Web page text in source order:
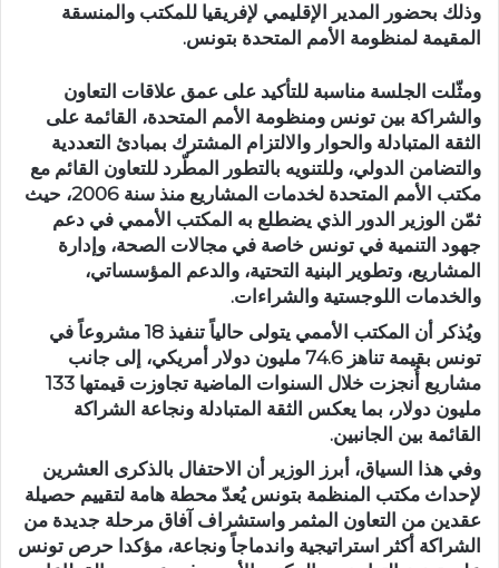
وذلك بحضور المدير الإقليمي لإفريقيا للمكتب والمنسقة
المقيمة لمنظومة الأمم المتحدة بتونس.
ومثّلت الجلسة مناسبة للتأكيد على عمق علاقات التعاون
والشراكة بين تونس ومنظومة الأمم المتحدة، القائمة على
الثقة المتبادلة والحوار والالتزام المشترك بمبادئ التعددية
والتضامن الدولي، وللتنويه بالتطور المطّرد للتعاون القائم مع
مكتب الأمم المتحدة لخدمات المشاريع منذ سنة 2006، حيث
ثمّن الوزير الدور الذي يضطلع به المكتب الأممي في دعم
جهود التنمية في تونس خاصة في مجالات الصحة، وإدارة
المشاريع، وتطوير البنية التحتية، والدعم المؤسساتي،
والخدمات اللوجستية والشراءات.
ويُذكر أن المكتب الأممي يتولى حالياً تنفيذ 18 مشروعاً في
تونس بقيمة تناهز 74.6 مليون دولار أمريكي، إلى جانب
مشاريع أُنجزت خلال السنوات الماضية تجاوزت قيمتها 133
مليون دولار، بما يعكس الثقة المتبادلة ونجاعة الشراكة
القائمة بين الجانبين.
وفي هذا السياق، أبرز الوزير أن الاحتفال بالذكرى العشرين
لإحداث مكتب المنظمة بتونس يُعدّ محطة هامة لتقييم حصيلة
عقدين من التعاون المثمر واستشراف آفاق مرحلة جديدة من
الشراكة أكثر استراتيجية واندماجاً ونجاعة، مؤكدا حرص تونس